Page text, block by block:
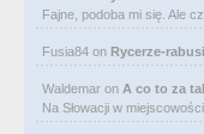
Fajne, podoba mi się. Ale
Fusia84 on Rycerze-
Waldemar on A co to za
Na Słowacji w